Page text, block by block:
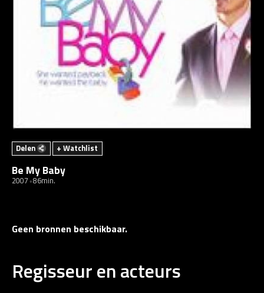
Delen + Watchlist
Be My Baby
2007 86min.
Geen bronnen beschikbaar.
Regisseur en acteurs